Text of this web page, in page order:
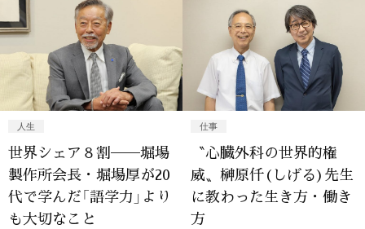
人生
世界シェア８割──堀場
製作所会長・堀場厚が20
代で学んだ「語学力」より
も大切なこと
仕事
〝心臓外科の世界的権
威〟榊原仟(しげる)先生
に教わった生き方・働き
方